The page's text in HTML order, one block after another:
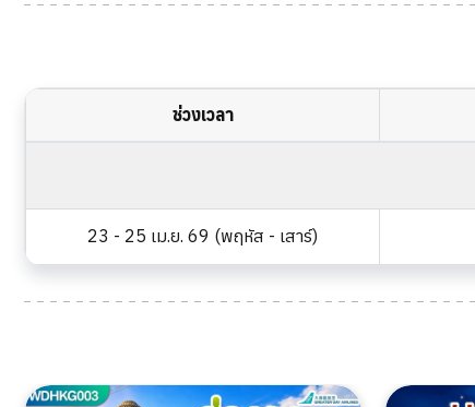
ช่วงเวลา
23 - 25 เม.ย. 69 (พฤหัส - เสาร์)